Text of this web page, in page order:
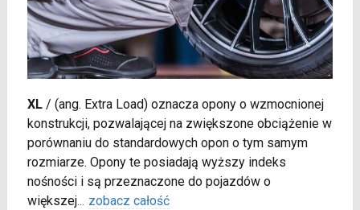
XL/ (ang. Extra Load) oznacza opony o wzmocnionej
konstrukcji, pozwalającej na zwiększone obciążenie w
porównaniu do standardowych opon o tym samym
rozmiarze. Opony te posiadają wyższy indeks
nośności i są przeznaczone do pojazdów o
większej... zobacz całość